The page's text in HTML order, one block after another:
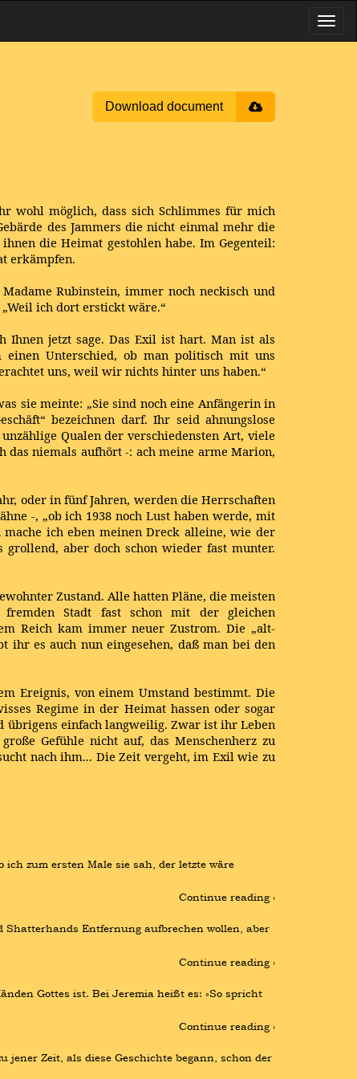
Download document
wohl möglich, dass sich Schlimmes für mich
des Jammers die nicht einmal mehr die
die Heimat gestohlen habe. Im Gegenteil:
erkämpfen.
Rubinstein, immer noch neckisch und
ich dort erstickt wäre.“
Ihnen jetzt sage. Das Exil ist hart. Man ist als
Unterschied, ob man politisch mit uns
uns, weil wir nichts hinter uns haben.“
sie meinte: „Sie sind noch eine Anfängerin in
bezeichnen darf. Ihr seid ahnungslose
Qualen der verschiedensten Art, viele
das niemals aufhört -: ach meine arme Marion,
oder in fünf Jahren, werden die Herrschaften
-, „ob ich 1938 noch Lust haben werde, mit
ich eben meinen Dreck alleine, wie der
grollend, aber doch schon wieder fast munter.
Zustand. Alle hatten Pläne, die meisten
fremden Stadt fast schon mit der gleichen
Reich kam immer neuer Zustrom. Die „alt-
ihr es auch nun eingesehen, daß man bei den
Ereignis, von einem Umstand bestimmt. Die
Regime in der Heimat hassen oder sogar
übrigens einfach langweilig. Zwar ist ihr Leben
Gefühle nicht auf, das Menschenherz zu
nach ihm... Die Zeit vergeht, im Exil wie zu
zum ersten Male sie sah, der letzte wäre
Continue reading ›
Shatterhands Entfernung aufbrechen wollen, aber
Continue reading ›
Gottes ist. Bei Jeremia heißt es: »So spricht
Continue reading ›
Zeit, als diese Geschichte begann, schon der